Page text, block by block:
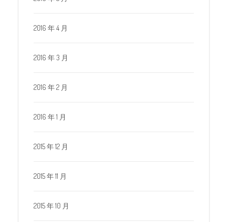
2016 年 4 月
2016 年 3 月
2016 年 2 月
2016 年 1 月
2015 年 12 月
2015 年 11 月
2015 年 10 月